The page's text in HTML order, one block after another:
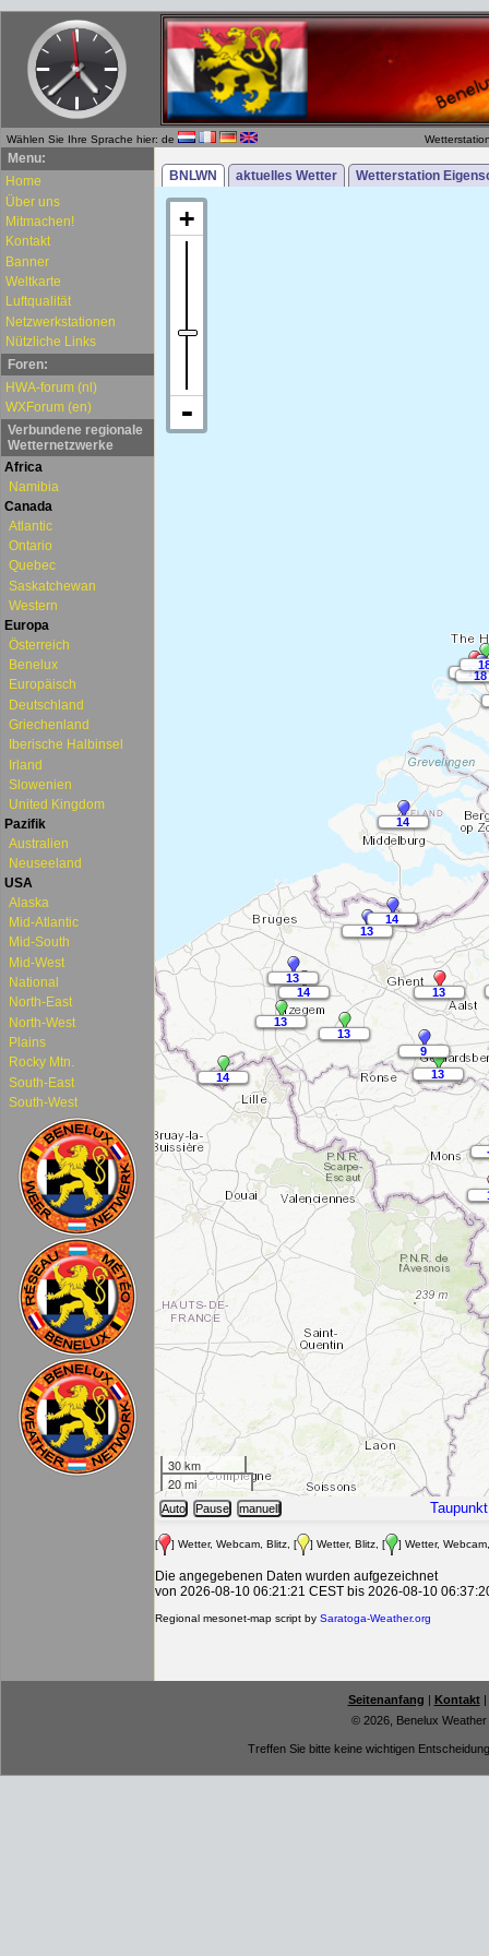
Wählen Sie Ihre Sprache hier: de
Menu:
Home
Über uns
Mitmachen!
Kontakt
Banner
Weltkarte
Luftqualität
Netzwerkstationen
Nützliche Links
Foren:
HWA-forum (nl)
WXForum (en)
Verbundene regionale
Wetternetzwerke
Africa
Namibia
Canada
Atlantic
Ontario
Quebec
Saskatchewan
Western
Europa
Österreich
Benelux
Europäisch
Deutschland
Griechenland
Iberische Halbinsel
Irland
Slowenien
United Kingdom
Pazifik
Australien
Neuseeland
USA
Alaska
Mid-Atlantic
Mid-South
Mid-West
National
North-East
North-West
Plains
Rocky Mtn.
South-East
South-West
Seitenanfang Kontakt
© 2026, Benelux
Treffen Sie bitte keine wichtigen